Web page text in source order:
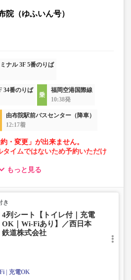
（ゆふいん号）
ナル 3F 5番のりば
34番のりば
福岡空港国際線
10:38発
由布院駅前バスセンター（降車）
12:17着
・変更」が出来ません。
タイムではないため予約いただけ
なる場合がございます。これに伴
ださい。
もっと見る
き
4列シート【トイレ付｜充電
OK｜Wi-Fiあり】／西日本
鉄道株式会社
充電OK